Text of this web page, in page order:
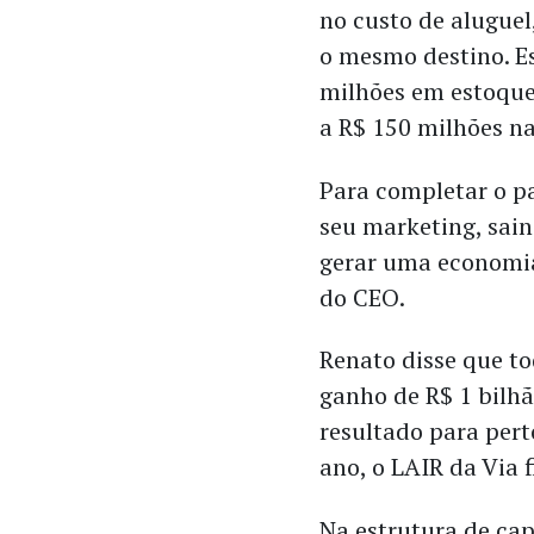
no custo de
o mesmo destino.
milhões em
a R$ 150 milhões
Para completar o
seu marketing,
gerar uma
do CEO.
Renato disse que
ganho de R$ 1
resultado para
ano, o LAIR da Via